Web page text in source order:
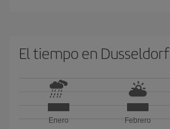
El tiempo en Dusseldorf
Enero
Febrero